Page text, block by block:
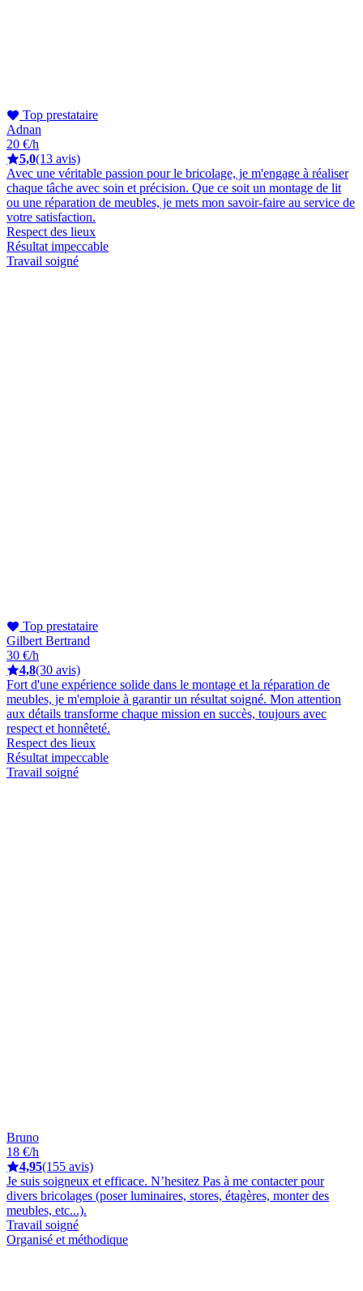
Top prestataire
Adnan
20 €/h
5,0(13 avis)
Avec une véritable passion pour le bricolage, je m'engage à réaliser
chaque tâche avec soin et précision. Que ce soit un montage de lit
ou une réparation de meubles, je mets mon savoir-faire au service de
votre satisfaction.
Respect des lieux
Résultat impeccable
Travail soigné
Top prestataire
Gilbert Bertrand
30 €/h
4,8(30 avis)
Fort d'une expérience solide dans le montage et la réparation de
meubles, je m'emploie à garantir un résultat soigné. Mon attention
aux détails transforme chaque mission en succès, toujours avec
respect et honnêteté.
Respect des lieux
Résultat impeccable
Travail soigné
Bruno
18 €/h
4,95(155 avis)
Je suis soigneux et efficace. N’hesitez Pas à me contacter pour
divers bricolages (poser luminaires, stores, étagères, monter des
meubles, etc...).
Travail soigné
Organisé et méthodique